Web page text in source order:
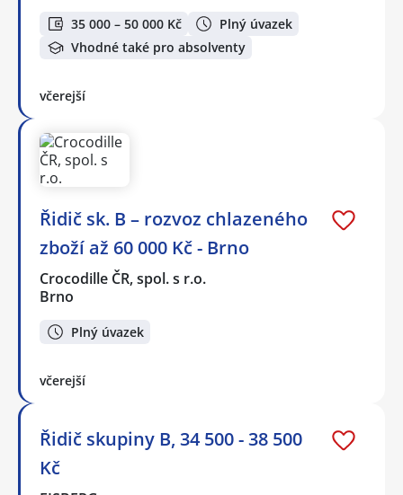
35 000 – 50 000 Kč
Plný úvazek
Vhodné také pro absolventy
včerejší
Řidič sk. B – rozvoz chlazeného
zboží až 60 000 Kč - Brno
Crocodille ČR, spol. s r.o.
Brno
Plný úvazek
včerejší
Řidič skupiny B, 34 500 - 38 500
Kč